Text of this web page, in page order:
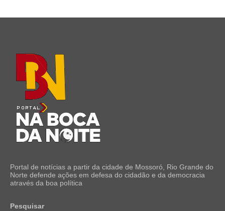
Portal de notícias a partir da cidade de Mossoró, Rio Grande do
Norte defende ações em defesa do cidadão e da democracia
através da boa política
Pesquisar